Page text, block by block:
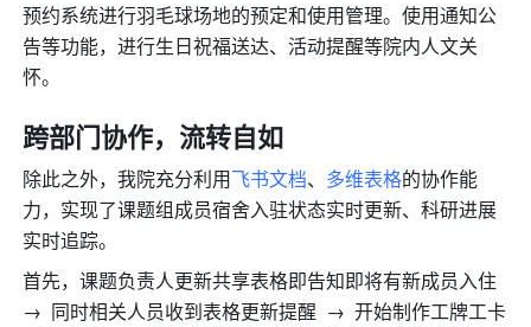
预约系统进行羽毛球场地的预定和使用管理。使用通知公
告等功能，进行生日祝福送达、活动提醒等院内人文关
怀。
跨部门协作，流转自如
除此之外，我院充分利用飞书文档、 多维表格的协作能
力，实现了课题组成员宿舍入驻状态实时更新、科研进展
实时追踪。
首先，课题负责人更新共享表格即告知即将有新成员入住
→  同时相关人员收到表格更新提醒  →  开始制作工牌工卡